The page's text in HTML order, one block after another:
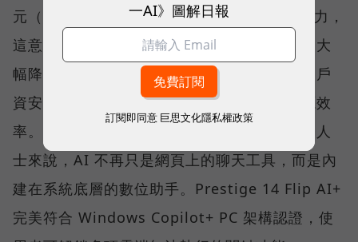
元（NPU），能提供優異的本地端 AI 運算能力，
這意味著大量運算能透過筆電本身就能執行，大
幅降低對雲端的依賴，確保企業敏感資料與客戶
資安不外洩，同時兼顧資料處理的速度與能源效
率。對於每天需要處理大量文件與郵件的商務人
士來說，AI 不再只是網頁上的聊天工具，而是內
建在系統底層的數位助手。Prestige 14 Flip AI+
完美符合 Windows Copilot+ PC 架構認證，使
一AI》圖解日報
訂閱即同意 巨思文化隱私權政策